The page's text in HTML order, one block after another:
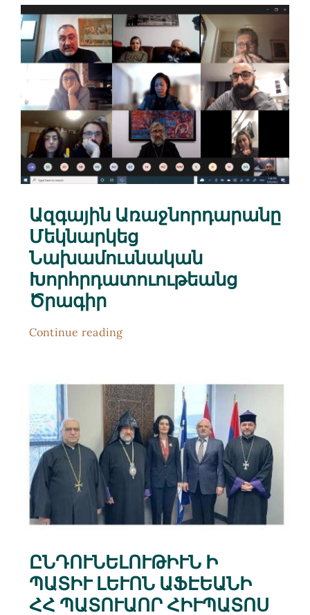
Ազգային Առաջնորդարանը
Մեկնարկեց
Նախամուսնական
Խորհրդատուութեանց
Ծրագիր
Continue reading
ԸՆԴՈՒՆԵԼՈՒԹԻՒՆ Ի
ՊԱՏԻՒ ԼԵՒՈՆ ԱՖԷԵԱՆԻ
ՀՀ ՊԱՏՈՒԱՈՐ ՀԻՒՊԱՏՈՍ